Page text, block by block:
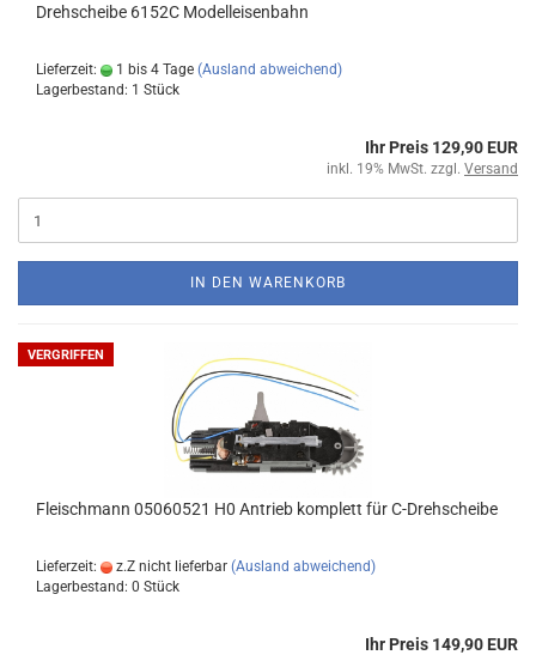
Drehscheibe 6152C Modelleisenbahn
Lieferzeit: 1 bis 4 Tage (Ausland abweichend)
Lagerbestand: 1 Stück
Ihr Preis 129,90 EUR
inkl. 19% MwSt. zzgl. Versand
IN DEN WARENKORB
VERGRIFFEN
Fleischmann 05060521 H0 Antrieb komplett für C-Drehscheibe
Lieferzeit: z.Z nicht lieferbar (Ausland abweichend)
Lagerbestand: 0 Stück
Ihr Preis 149,90 EUR